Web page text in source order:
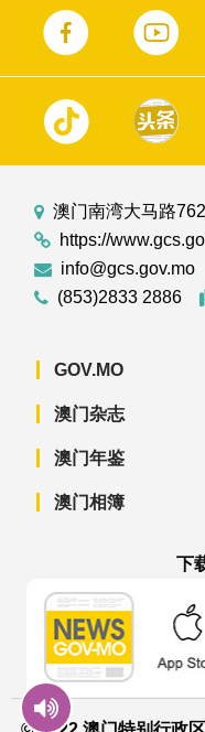
澳门南湾大马路
https://
info@gcs.gov.mo
(853)2833 2886
GOV.MO
澳门杂志
澳门年鉴
澳门相簿
下